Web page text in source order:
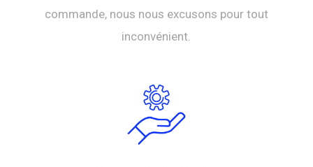
commande, nous nous excusons pour tout
inconvénient.